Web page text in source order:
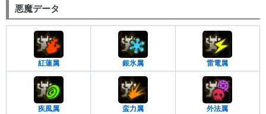
悪魔データ
紅蓮属 銀氷属 雷電属
疾風属 蛮力属 外法属